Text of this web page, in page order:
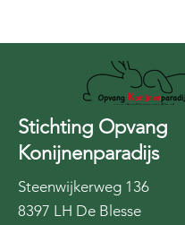
Stichting Opvang
Konijnenparadijs
Steenwijkerweg 136
8397 LH De Blesse